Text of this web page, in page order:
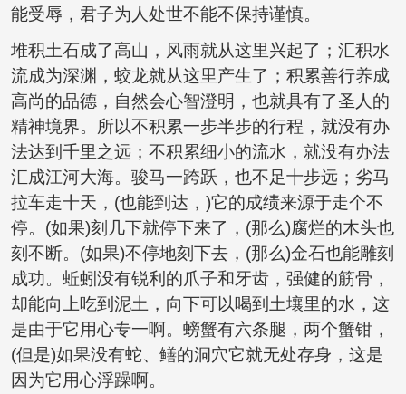
能受辱，君子为人处世不能不保持谨慎。
堆积土石成了高山，风雨就从这里兴起了；汇积水
流成为深渊，蛟龙就从这里产生了；积累善行养成
高尚的品德，自然会心智澄明，也就具有了圣人的
精神境界。所以不积累一步半步的行程，就没有办
法达到千里之远；不积累细小的流水，就没有办法
汇成江河大海。骏马一跨跃，也不足十步远；劣马
拉车走十天，(也能到达，)它的成绩来源于走个不
停。(如果)刻几下就停下来了，(那么)腐烂的木头也
刻不断。(如果)不停地刻下去，(那么)金石也能雕刻
成功。蚯蚓没有锐利的爪子和牙齿，强健的筋骨，
却能向上吃到泥土，向下可以喝到土壤里的水，这
是由于它用心专一啊。螃蟹有六条腿，两个蟹钳，
(但是)如果没有蛇、鳝的洞穴它就无处存身，这是
因为它用心浮躁啊。